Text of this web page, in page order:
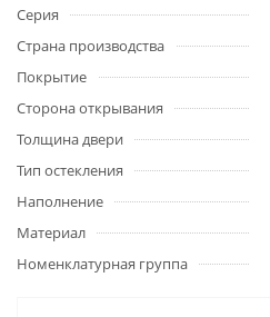
Серия
Страна производства
Покрытие
Сторона открывания
Толщина двери
Тип остекления
Наполнение
Материал
Номенклатурная группа